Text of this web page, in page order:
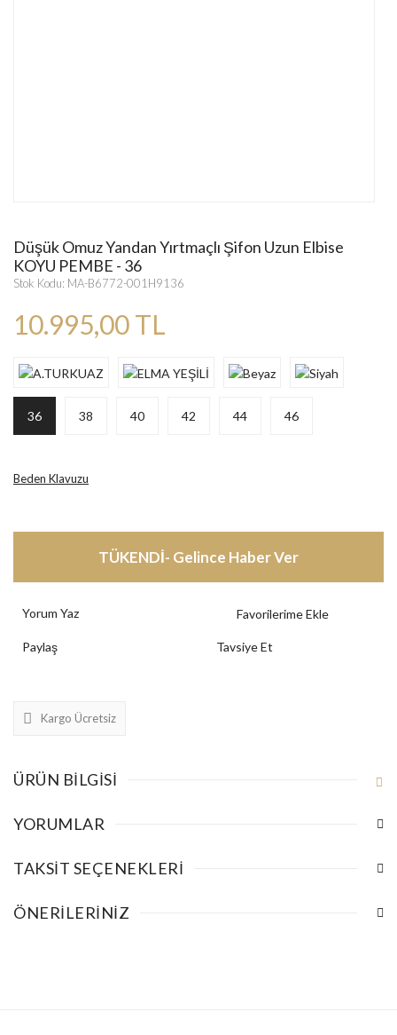
Düşük Omuz Yandan Yırtmaçlı Şifon Uzun Elbise
KOYU PEMBE - 36
Stok Kodu: MA-B6772-001H9136
10.995,00 TL
36 38 40 42 44 46
Beden Klavuzu
TÜKENDİ- Gelince Haber Ver
Yorum Yaz
Paylaş Tavsiye Et
Kargo Ücretsiz
ÜRÜN BILGISI
YORUMLAR
TAKSIT SEÇENEKLERI
ÖNERILERINIZ